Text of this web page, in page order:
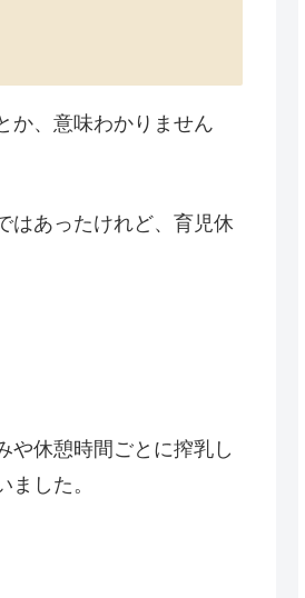
か、意味わかりません
はあったけれど、育児休
や休憩時間ごとに搾乳し
した。